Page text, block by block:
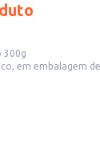
300g
em embalagem
do coco, ele pode